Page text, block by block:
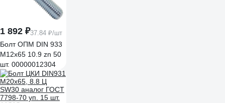
1 892 ₽37.84 ₽/шт
Болт ОПМ DIN 933
М12x65 10.9 zn 50
шт. 00000012304